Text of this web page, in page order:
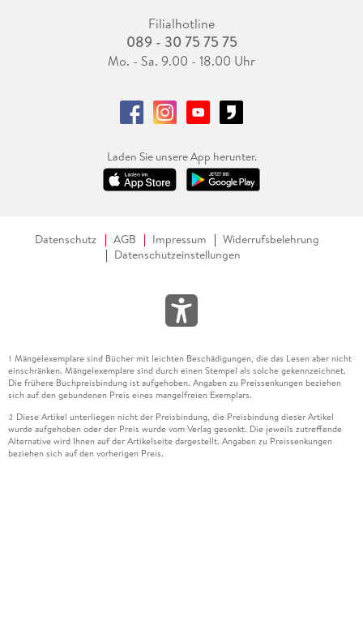
Filialhotline
089 - 30 75 75 75
Mo. - Sa. 9.00 - 18.00 Uhr
Laden Sie unsere App herunter.
Datenschutz AGB Impressum
Widerrufsbelehrung
Datenschutzeinstellungen
1 Mängelexemplare sind Bücher mit leichten Beschädigungen, die das Lesen aber nicht
einschränken. Mängelexemplare sind durch einen Stempel als solche gekennzeichnet.
Die frühere Buchpreisbindung ist aufgehoben. Angaben zu Preissenkungen beziehen
sich auf den gebundenen Preis eines mangelfreien Exemplars.
2 Diese Artikel unterliegen nicht der Preisbindung, die Preisbindung dieser Artikel
wurde aufgehoben oder der Preis wurde vom Verlag gesenkt. Die jeweils zutreffende
Alternative wird Ihnen auf der Artikelseite dargestellt. Angaben zu Preissenkungen
beziehen sich auf den vorherigen Preis.